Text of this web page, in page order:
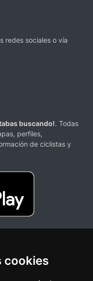
cookies
redes sociales o vía
buscando!. Todas
perfiles,
de ciclistas y